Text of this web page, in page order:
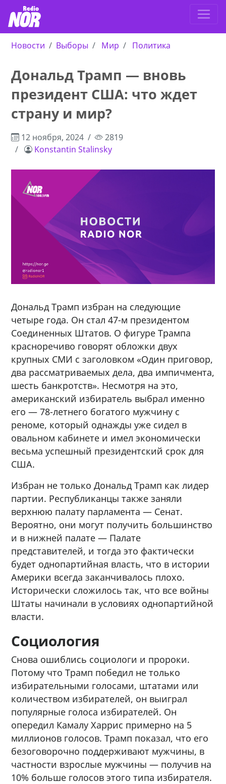
Новости Выборы Мир Политика
Дональд Трамп — вновь
президент США: что ждет
страну и мир?
12 ноября, 2024
2819
Konstantin Stalinsky
Дональд Трамп избран на следующие
четыре года. Он стал 47-м президентом
Соединенных Штатов. О фигуре Трампа
красноречиво говорят обложки двух
крупных СМИ с заголовком «Один приговор,
два рассматриваемых дела, два импичмента,
шесть банкротств». Несмотря на это,
американский избиратель выбрал именно
его — 78-летнего богатого мужчину с
реноме, который однажды уже сидел в
овальном кабинете и имел экономически
весьма успешный президентский срок для
США.
Избран не только Дональд Трамп как лидер
партии. Республиканцы также заняли
верхнюю палату парламента — Сенат.
Вероятно, они могут получить большинство
и в нижней палате — Палате
представителей, и тогда это фактически
будет однопартийная власть, что в истории
Америки всегда заканчивалось плохо.
Исторически сложилось так, что все войны
Штаты начинали в условиях однопартийной
власти.
Социология
Снова ошиблись социологи и пророки.
Потому что Трамп победил не только
избирательными голосами, штатами или
количеством избирателей, он выиграл
популярные голоса избирателей. Он
опередил Камалу Харрис примерно на 5
миллионов голосов. Трамп показал, что его
безоговорочно поддерживают мужчины, в
частности взрослые мужчины — получив на
10% больше голосов этого типа избирателя.